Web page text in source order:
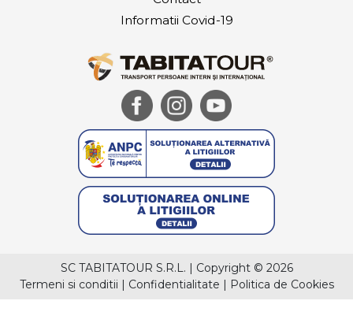
Informatii Covid-19
SC TABITATOUR S.R.L. | Copyright © 2026
Termeni si conditii | Confidentialitate | Politica de Cookies